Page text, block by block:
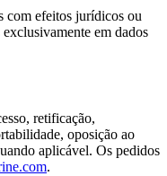
com efeitos jurídicos ou
em dados
retificação,
oposição ao
aplicável. Os pedidos
.